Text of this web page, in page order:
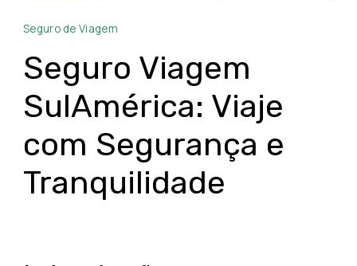
Viagem
SulAmérica
Seguro de Viagem
Seguro Viagem
SulAmérica: Viaje
com Segurança e
Tranquilidade